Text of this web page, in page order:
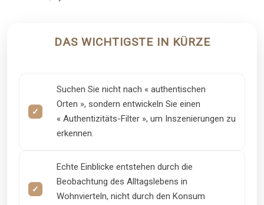
DAS WICHTIGSTE IN KÜRZE
Suchen Sie nicht nach « authentischen
Orten », sondern entwickeln Sie einen
« Authentizitäts-Filter », um Inszenierungen zu
erkennen.
Echte Einblicke entstehen durch die
Beobachtung des Alltagslebens in
Wohnvierteln, nicht durch den Konsum